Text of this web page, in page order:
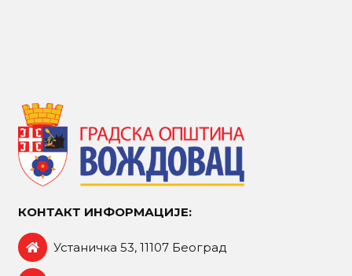
КОНТАКТ ИНФОРМАЦИЈЕ:
Устаничка 53, 11107 Београд